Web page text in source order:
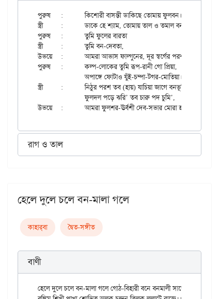
পুরুষ	:	কিশোরী বাসন্তী ডাকিছে তোমায় ফুলবন।
স্ত্রী	:	ডাকে হে শ্যাম, তোমায় তাল ও তমাল বন শন্ শন্।।
পুরুষ	:	তুমি ফুলের বারতা
স্ত্রী	:	তুমি বন-দেবতা,
উভয়ে	:	আমরা আভাস ফাল্গুনের, দূর স্বর্গের পরশন।।
পুরুষ	:	কল্প-লোকের তুমি রূপ-রানী গো প্রিয়া,
		অপাঙ্গে ফোটাও যুঁই-চম্পা-টগর-মোতিয়া।
স্ত্রী	:	নিঠুর পরশ তব (হায়) যাচিয়া জাগে বনভূমি
		ফুলদল পড়ে ঝরি’ তব চারু পদ চুমি’,
রাগ ও তাল
হেলে দুলে চলে বন-মালা গলে
কাহার্‌বা দ্বৈত-সঙ্গীত
বাণী
হেলে দুলে চলে বন-মালা গলে গোঠ-বিহারী বনে বনমালী সাজে।